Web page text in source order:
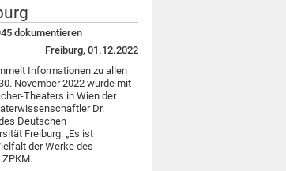
dokumentieren
Freiburg, 01.12.2022
Informationen zu allen
November 2022 wurde mit
Theaters in Wien der
Dr.
Deutschen
Freiburg. „Es ist
der Werke des